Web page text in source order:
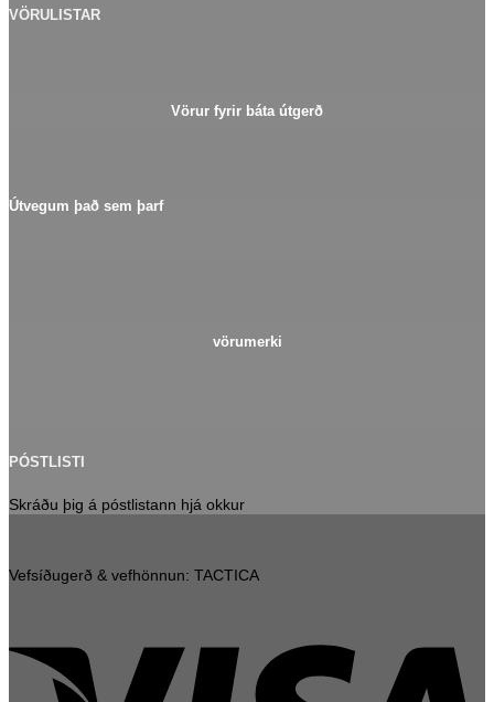
VÖRULISTAR
Vörur fyrir báta útgerð
Útvegum það sem þarf
vörumerki
PÓSTLISTI
Skráðu þig á póstlistann hjá okkur
Vefsíðugerð & vefhönnun: TACTICA